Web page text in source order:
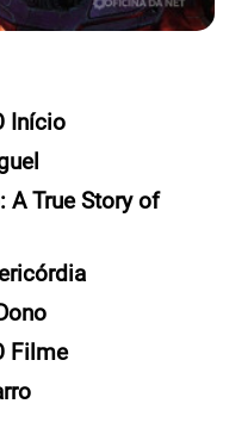
Início
A True Story of
Filme